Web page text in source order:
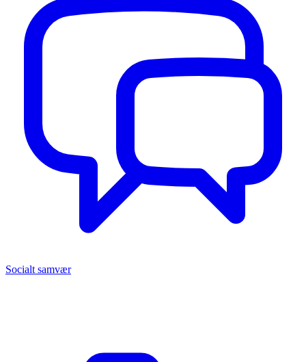
Socialt samvær